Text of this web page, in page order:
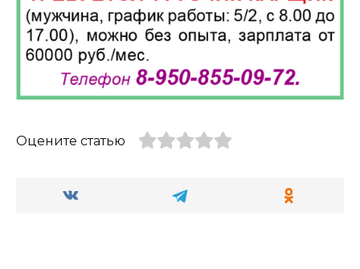
Оцените статью